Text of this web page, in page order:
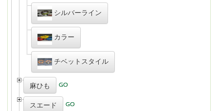
シルバーライン
カラー
チベットスタイル
麻ひも
スエード